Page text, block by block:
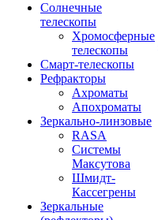
Солнечные
телескопы
Хромосферные
телескопы
Смарт-телескопы
Рефракторы
Ахроматы
Апохроматы
Зеркально-линзовые
RASA
Системы
Максутова
Шмидт-
Кассегрены
Зеркальные